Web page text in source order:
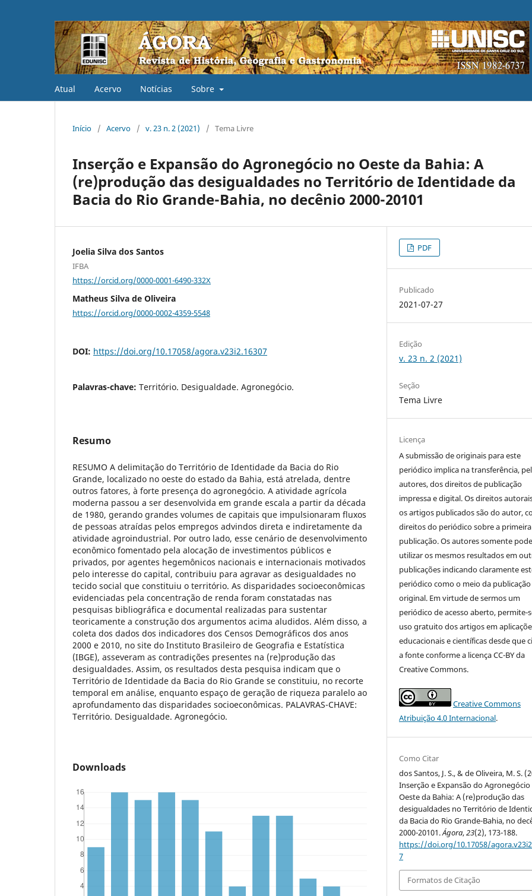
Atual Acervo Notícias Sobre
Início / Acervo / v. 23 n. 2 (2021) / Tema Livre
Inserção e Expansão do Agronegócio no Oeste da Bahia: A
(re)produção das desigualdades no Território de Identidade da
Bacia do Rio Grande-Bahia, no decênio 2000-20101
Joelia Silva dos Santos
IFBA
https://orcid.org/0000-0001-6490-332X
Matheus Silva de Oliveira
https://orcid.org/0000-0002-4359-5548
DOI: https://doi.org/10.17058/agora.v23i2.16307
Palavras-chave: Território. Desigualdade. Agronegócio.
Resumo
RESUMO A delimitação do Território de Identidade da Bacia do Rio
Grande, localizado no oeste do estado da Bahia, está atrelada, dentre
outros fatores, à forte presença do agronegócio. A atividade agrícola
moderna passou a ser desenvolvida em grande escala a partir da década
de 1980, gerando grandes volumes de capitais que impulsionaram fluxos
de pessoas atraídas pelos empregos advindos direta e indiretamente da
atividade agroindustrial. Por outro lado, esse cenário de desenvolvimento
econômico fomentado pela alocação de investimentos públicos e
privados, por agentes hegemônicos nacionais e internacionais motivados
pelo interesse do capital, contribuiu para agravar as desigualdades no
tecido social que constituiu o território. As disparidades socioeconômicas
evidenciadas pela concentração de renda foram constatadas nas
pesquisas bibliográfica e documental realizadas para sustentar
teoricamente a construção dos argumentos acima aludidos. Além disso, a
coleta dos dados dos indicadores dos Censos Demográficos dos anos
2000 e 2010, no site do Instituto Brasileiro de Geografia e Estatística
(IBGE), asseveram as contradições presentes na (re)produção das
desigualdades. Assim, os resultados desta pesquisa indicam que o
Território de Identidade da Bacia do Rio Grande se constituiu, no recorte
temporal em análise, enquanto espaço de geração de riqueza paralelo ao
aprofundamento das disparidades socioeconômicas. PALAVRAS-CHAVE:
Território. Desigualdade. Agronegócio.
Downloads
PDF
Publicado
2021-07-27
Edição
v. 23 n. 2 (2021)
Seção
Tema Livre
Licença
A submissão de originais para este
periódico implica na transferência,
autores, dos direitos de publicação
impressa e digital. Os direitos
os artigos publicados são do autor,
direitos do periódico sobre a primeira
publicação. Os autores somente
utilizar os mesmos resultados em
publicações indicando claramente
periódico como o meio da publicação
original. Em virtude de sermos um
periódico de acesso aberto, permite-
uso gratuito dos artigos em
educacionais e científicas desde que
a fonte conforme a licença CC-BY da
Creative Commons.
Creative Commons
Atribuição 4.0 Internacional.
Como Citar
dos Santos, J. S., & de Oliveira, M. S.
Inserção e Expansão do
Oeste da Bahia: A (re)produção das
desigualdades no Território de
da Bacia do Rio Grande-Bahia, no
2000-20101.Ágora,23(2), 173-188.
https://doi.org/10.17058/
7
Formatos de Citação